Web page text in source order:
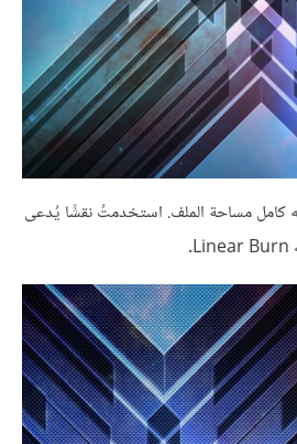
كامل مساحة الملف. استخدمتُ نقشًا يُدعى